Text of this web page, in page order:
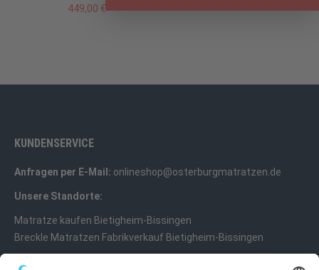
449,00 €
KUNDENSERVICE
Anfragen per E-Mail: onlineshop@osterburgmatratzen.de
Unsere Standorte:
Matratze kaufen Bietigheim-Bissingen
Breckle Matratzen Fabrikverkauf Bietigheim-Bissingen